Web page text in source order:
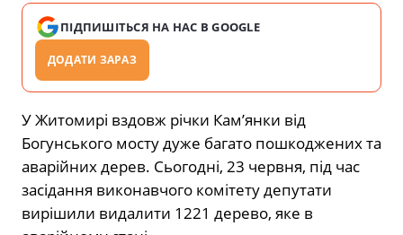
ПІДПИШІТЬСЯ НА НАС В GOOGLE
ДОДАТИ ЗАРАЗ
У Житомирі вздовж річки Кам’янки від
Богунського мосту дуже багато пошкоджених та
аварійних дерев. Сьогодні, 23 червня, під час
засідання виконавчого комітету депутати
вирішили видалити 1221 дерево, яке в